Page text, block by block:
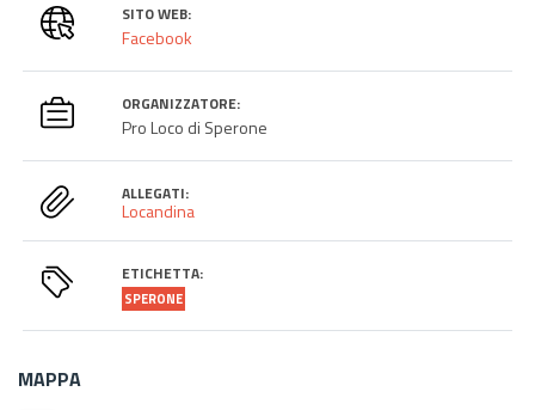
SITO WEB:
Facebook
ORGANIZZATORE:
Pro Loco di Sperone
ALLEGATI:
Locandina
ETICHETTA:
SPERONE
MAPPA